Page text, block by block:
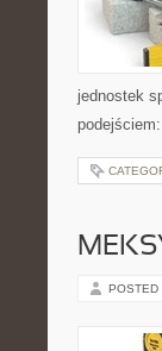
jednostek
POSTED